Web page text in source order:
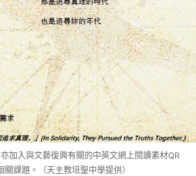
加入與文藝復興有關的中英文網上閱讀素材QR
課題。（天主教培聖中學提供）